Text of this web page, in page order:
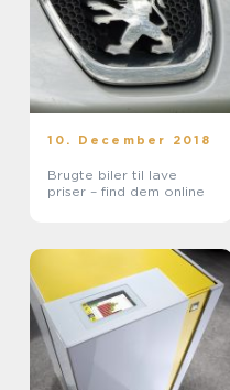
10. December 2018
Brugte biler til lave
priser – find dem online